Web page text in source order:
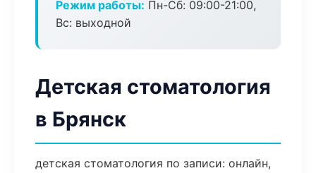
Режим работы: Пн-Сб: 09:00-21:00,
Вс: выходной
Детская стоматология
в Брянск
детская стоматология по записи: онлайн,